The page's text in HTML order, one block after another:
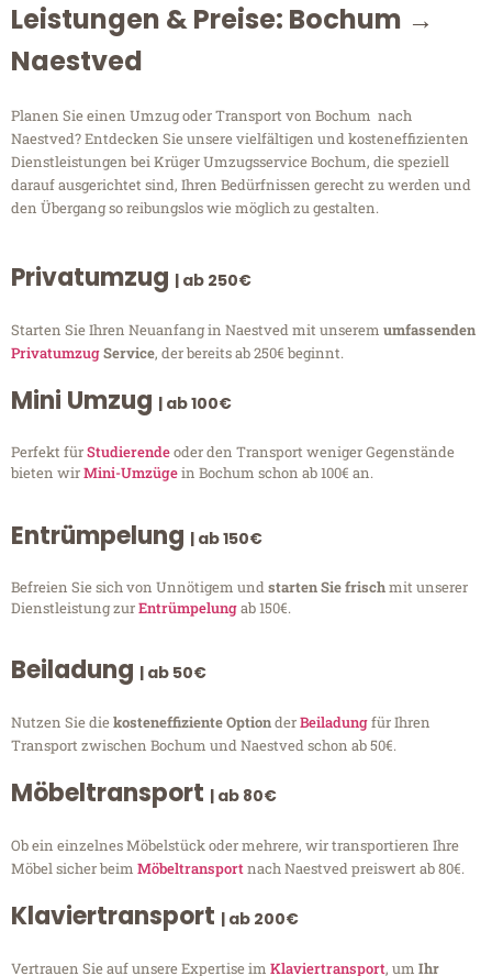
Leistungen & Preise: Bochum →
Naestved
Planen Sie einen Umzug oder Transport von Bochum nach
Naestved? Entdecken Sie unsere vielfältigen und kosteneffizienten
Dienstleistungen bei Krüger Umzugsservice Bochum, die speziell
darauf ausgerichtet sind, Ihren Bedürfnissen gerecht zu werden und
den Übergang so reibungslos wie möglich zu gestalten.
Privatumzug | ab 250€
Starten Sie Ihren Neuanfang in Naestved mit unserem umfassenden
PrivatumzugService, der bereits ab 250€ beginnt.
Mini Umzug | ab 100€
Perfekt fürStudierendeoder den Transport weniger Gegenstände
bieten wirMini-Umzügein Bochum schon ab 100€ an.
Entrümpelung | ab 150€
Befreien Sie sich von Unnötigem undstarten Sie frischmit unserer
Dienstleistung zurEntrümpelungab 150€.
Beiladung | ab 50€
Nutzen Sie diekosteneffiziente OptionderBeiladungfür Ihren
Transport zwischen Bochum und Naestved schon ab 50€.
Möbeltransport | ab 80€
Ob ein einzelnes Möbelstück oder mehrere, wir transportieren Ihre
Möbel sicher beim Möbeltransportnach Naestved preiswert ab 80€.
Klaviertransport | ab 200€
Vertrauen Sie auf unsere Expertise im Klaviertransport, um Ihr